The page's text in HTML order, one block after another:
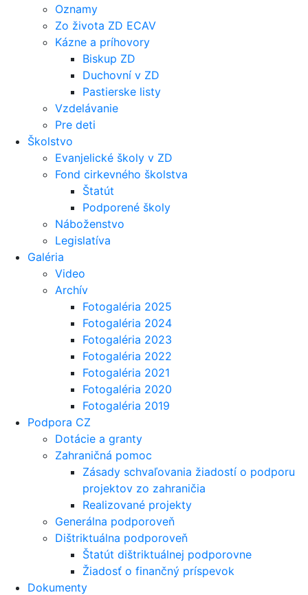
Oznamy
Zo života ZD ECAV
Kázne a príhovory
Biskup ZD
Duchovní v ZD
Pastierske listy
Vzdelávanie
Pre deti
Školstvo
Evanjelické školy v ZD
Fond cirkevného školstva
Štatút
Podporené školy
Náboženstvo
Legislatíva
Galéria
Video
Archív
Fotogaléria 2025
Fotogaléria 2024
Fotogaléria 2023
Fotogaléria 2022
Fotogaléria 2021
Fotogaléria 2020
Fotogaléria 2019
Podpora CZ
Dotácie a granty
Zahraničná pomoc
Zásady schvaľovania žiadostí o podporu
projektov zo zahraničia
Realizované projekty
Generálna podporoveň
Dištriktuálna podporoveň
Štatút dištriktuálnej podporovne
Žiadosť o finančný príspevok
Dokumenty